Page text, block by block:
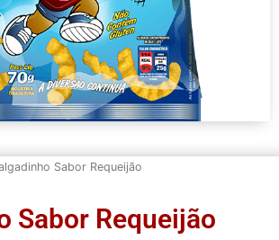
Sabor Requeijão
Sabor Requeijão